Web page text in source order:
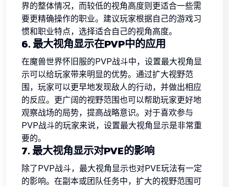
界的整体情况，而较低的视角高度则更适合一些需
要更精确操作的职业。建议玩家根据自己的游戏习
惯和职业特点，选择适合自己的视角高度。
6. 最大视角显示在PVP中的应用
在魔兽世界怀旧服的PVP战斗中，设置最大视角显
示可以给玩家带来明显的优势。通过扩大视野范
围，玩家可以更早地发现敌人的行动，并做出相应
的反应。更广阔的视野范围也可以帮助玩家更好地
观察战场的局势，提高战略意识。对于喜欢参与
PVP战斗的玩家来说，设置最大视角显示是非常重
要的。
7. 最大视角显示对PVE的影响
除了PVP战斗，最大视角显示也对PVE玩法有一定
的影响。在副本或团队任务中，扩大的视野范围可